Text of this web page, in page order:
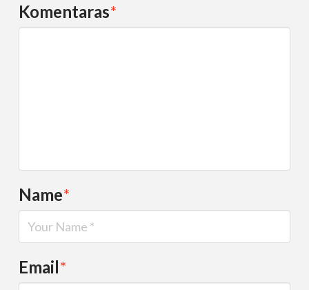
Komentaras*
Name*
Email*